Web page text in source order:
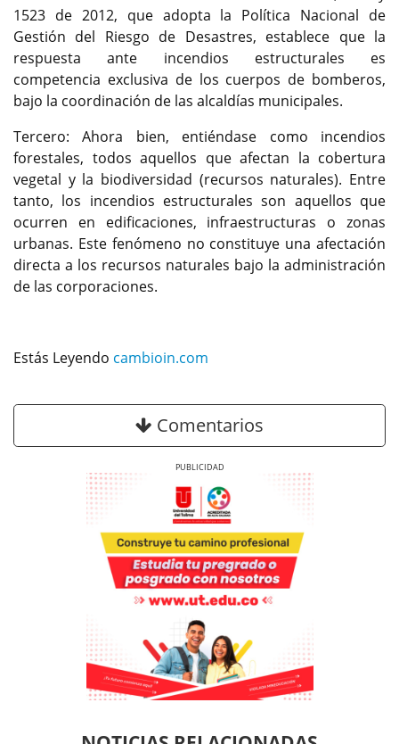
1523 de 2012, que adopta la Política Nacional de
Gestión del Riesgo de Desastres, establece que la
respuesta ante incendios estructurales es
competencia exclusiva de los cuerpos de bomberos,
bajo la coordinación de las alcaldías municipales.
Tercero: Ahora bien, entiéndase como incendios
forestales, todos aquellos que afectan la cobertura
vegetal y la biodiversidad (recursos naturales). Entre
tanto, los incendios estructurales son aquellos que
ocurren en edificaciones, infraestructuras o zonas
urbanas. Este fenómeno no constituye una afectación
directa a los recursos naturales bajo la administración
de las corporaciones.
Estás Leyendo cambioin.com
Comentarios